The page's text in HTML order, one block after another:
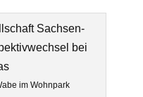
im Wohnpark